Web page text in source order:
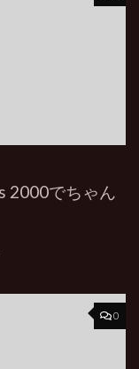
2000でちゃん
0